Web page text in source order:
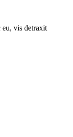
eu, vis detraxit